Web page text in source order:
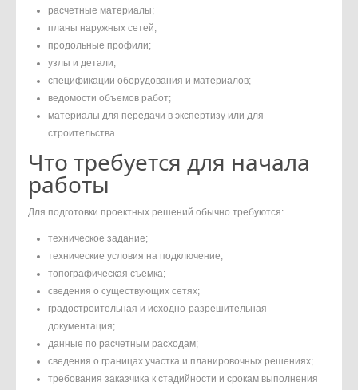
расчетные материалы;
планы наружных сетей;
продольные профили;
узлы и детали;
спецификации оборудования и материалов;
ведомости объемов работ;
материалы для передачи в экспертизу или для
строительства.
Что требуется для начала
работы
Для подготовки проектных решений обычно требуются:
техническое задание;
технические условия на подключение;
топографическая съемка;
сведения о существующих сетях;
градостроительная и исходно-разрешительная
документация;
данные по расчетным расходам;
сведения о границах участка и планировочных решениях;
требования заказчика к стадийности и срокам выполнения